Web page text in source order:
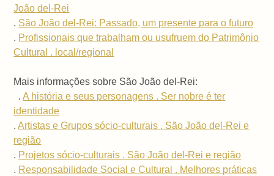
João del-Rei
. São João del-Rei: Passado, um presente para o futuro
. Profissionais que trabalham ou usufruem do Patrimônio
Cultural . local/regional
Mais informações sobre São João del-Rei:
.A história e seus personagens . Ser nobre é ter
identidade
.Artistas e Grupos sócio-culturais . São João del-Rei e
região
. Projetos sócio-culturais . São João del-Rei e região
. Responsabilidade Social e Cultural . Melhores práticas